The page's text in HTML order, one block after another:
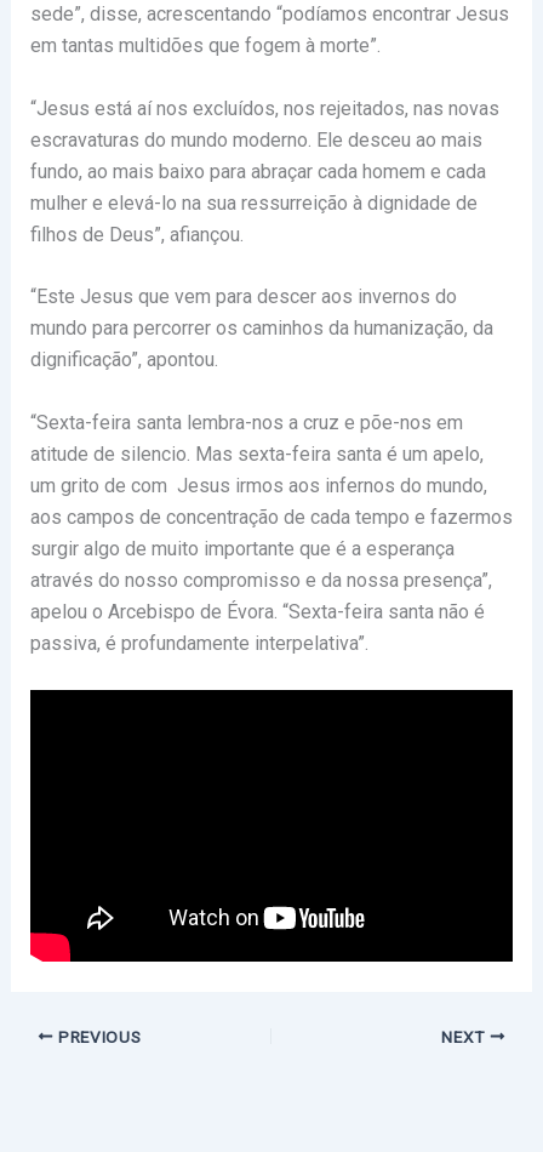
sede”, disse, acrescentando “podíamos encontrar Jesus
em tantas multidões que fogem à morte”.
“Jesus está aí nos excluídos, nos rejeitados, nas novas
escravaturas do mundo moderno. Ele desceu ao mais
fundo, ao mais baixo para abraçar cada homem e cada
mulher e elevá-lo na sua ressurreição à dignidade de
filhos de Deus”, afiançou.
“Este Jesus que vem para descer aos invernos do
mundo para percorrer os caminhos da humanização, da
dignificação”, apontou.
“Sexta-feira santa lembra-nos a cruz e põe-nos em
atitude de silencio. Mas sexta-feira santa é um apelo,
um grito de com Jesus irmos aos infernos do mundo,
aos campos de concentração de cada tempo e fazermos
surgir algo de muito importante que é a esperança
através do nosso compromisso e da nossa presença”,
apelou o Arcebispo de Évora. “Sexta-feira santa não é
passiva, é profundamente interpelativa”.
PREVIOUS NEXT